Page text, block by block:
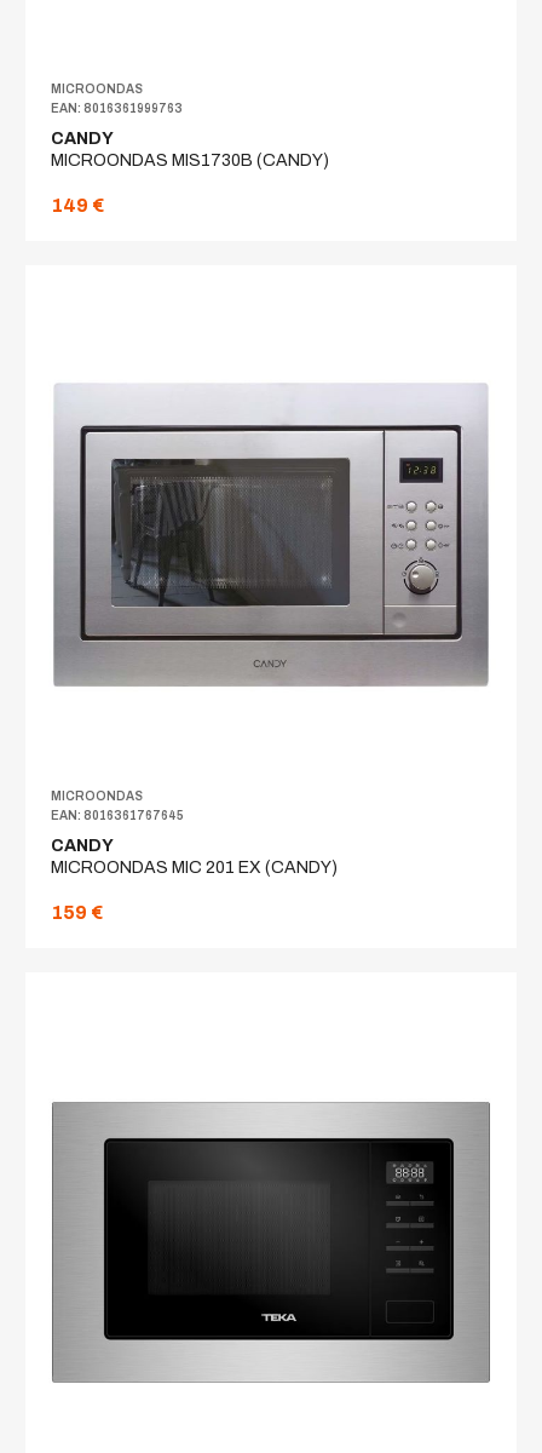
MICROONDAS
EAN: 8016361999763
CANDY
MICROONDAS MIS1730B (CANDY)
149 €
MICROONDAS
EAN: 8016361767645
CANDY
MICROONDAS MIC 201 EX (CANDY)
159 €